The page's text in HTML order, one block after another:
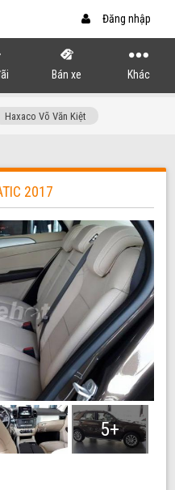
Đăng nhập
Bán xe Khác
Haxaco Võ Văn Kiệt
2017
5+